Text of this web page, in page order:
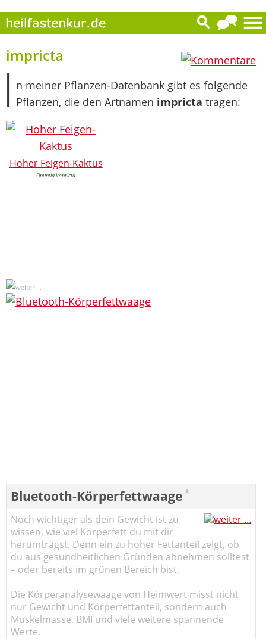
impricta
I n meiner Pflanzen-Datenbank gibt es folgende
Pflanzen, die den Artnamen impricta tragen:
Hoher Feigen-Kaktus
Opuntia impricta
Bluetooth-Körperfettwaage*
Noch wichtiger als dein Gewicht ist zu
wissen, wie viel Körperfett du mit dir
herumträgst. Denn ein zu hoher Fettanteil zeigt, ob
du aus gesundheitlichen Gründen abnehmen solltest
– oder bereits im grünen Bereich bist.
Die Körperanalysewaage von Heimwert misst nicht
nur Gewicht und Körperfettanteil, sondern auch
Muskelmasse, BMI und viele weitere spannende
Werte.